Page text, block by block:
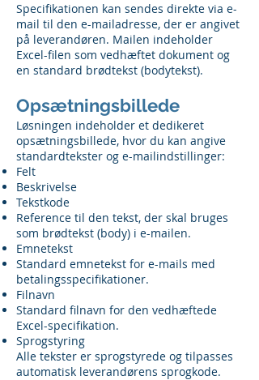
Specifikationen kan sendes direkte via e-
mail til den e-mailadresse, der er angivet
på leverandøren. Mailen indeholder
Excel-filen som vedhæftet dokument og
en standard brødtekst (bodytekst).
Opsætningsbillede
Løsningen indeholder et dedikeret
opsætningsbillede, hvor du kan angive
standardtekster og e-mailindstillinger:
Felt
Beskrivelse
Tekstkode
Reference til den tekst, der skal bruges
som brødtekst (body) i e-mailen.
Emnetekst
Standard emnetekst for e-mails med
betalingsspecifikationer.
Filnavn
Standard filnavn for den vedhæftede
Excel-specifikation.
Sprogstyring
Alle tekster er sprogstyrede og tilpasses
automatisk leverandørens sprogkode.